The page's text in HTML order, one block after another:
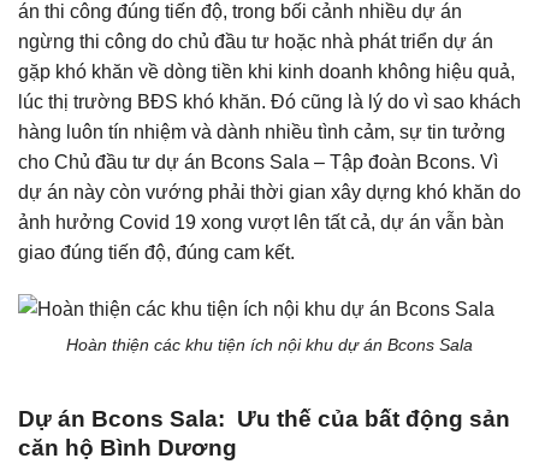
án thi công đúng tiến độ, trong bối cảnh nhiều dự án
ngừng thi công do chủ đầu tư hoặc nhà phát triển dự án
gặp khó khăn về dòng tiền khi kinh doanh không hiệu quả,
lúc thị trường BĐS khó khăn. Đó cũng là lý do vì sao khách
hàng luôn tín nhiệm và dành nhiều tình cảm, sự tin tưởng
cho Chủ đầu tư dự án Bcons Sala – Tập đoàn Bcons. Vì
dự án này còn vướng phải thời gian xây dựng khó khăn do
ảnh hưởng Covid 19 xong vượt lên tất cả, dự án vẫn bàn
giao đúng tiến độ, đúng cam kết.
Hoàn thiện các khu tiện ích nội khu dự án Bcons Sala
Dự án Bcons Sala: Ưu thế của bất động sản
căn hộ Bình Dương